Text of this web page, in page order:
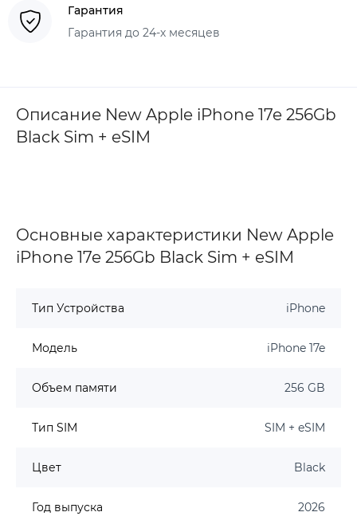
Гарантия
Гарантия до 24-х месяцев
Описание New Apple iPhone 17e 256Gb
Black Sim + eSIM
Основные характеристики New Apple
iPhone 17e 256Gb Black Sim + eSIM
Тип Устройства iPhone
Модель iPhone 17e
Объем памяти 256 GB
Тип SIM SIM + eSIM
Цвет Black
Год выпуска 2026